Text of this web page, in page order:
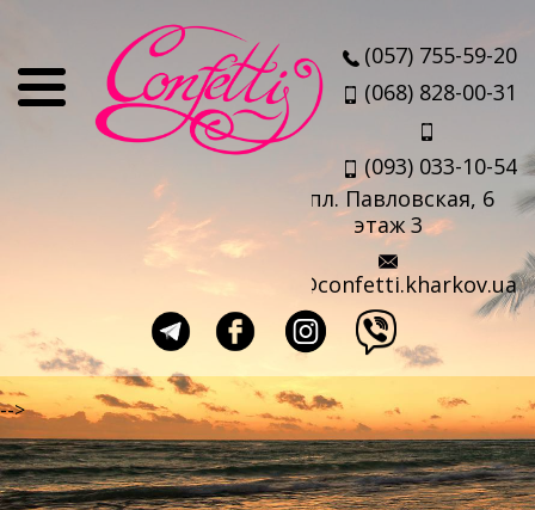
Отзывы
Выезд агента
Прокат чемоданов
Такси в аэропорт
Travel-sim
(057) 755-59-20
(068) 828-00-31
(093) 033-10-54
пл. Павловская, 6
этаж 3
info@confetti.kharkov.ua
-->